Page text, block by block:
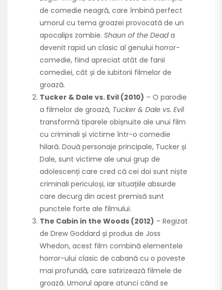
de comedie neagră, care îmbină perfect
umorul cu tema groazei provocată de un
apocalips zombie. Shaun of the Deada
devenit rapid un clasic al genului horror-
comedie, fiind apreciat atât de fanii
comediei, cât și de iubitorii filmelor de
groază.
Tucker & Dale vs. Evil (2010) – O parodie
a filmelor de groază, Tucker & Dale vs. Evil
transformă tiparele obișnuite ale unui film
cu criminali și victime într-o comedie
hilară. Două personaje principale, Tucker și
Dale, sunt victime ale unui grup de
adolescenți care cred că cei doi sunt niște
criminali periculoși, iar situațiile absurde
care decurg din acest premisă sunt
punctele forte ale filmului.
The Cabin in the Woods (2012) – Regizat
de Drew Goddard și produs de Joss
Whedon, acest film combină elementele
horror-ului clasic de cabană cu o poveste
mai profundă, care satirizează filmele de
groază. Umorul apare atunci când se